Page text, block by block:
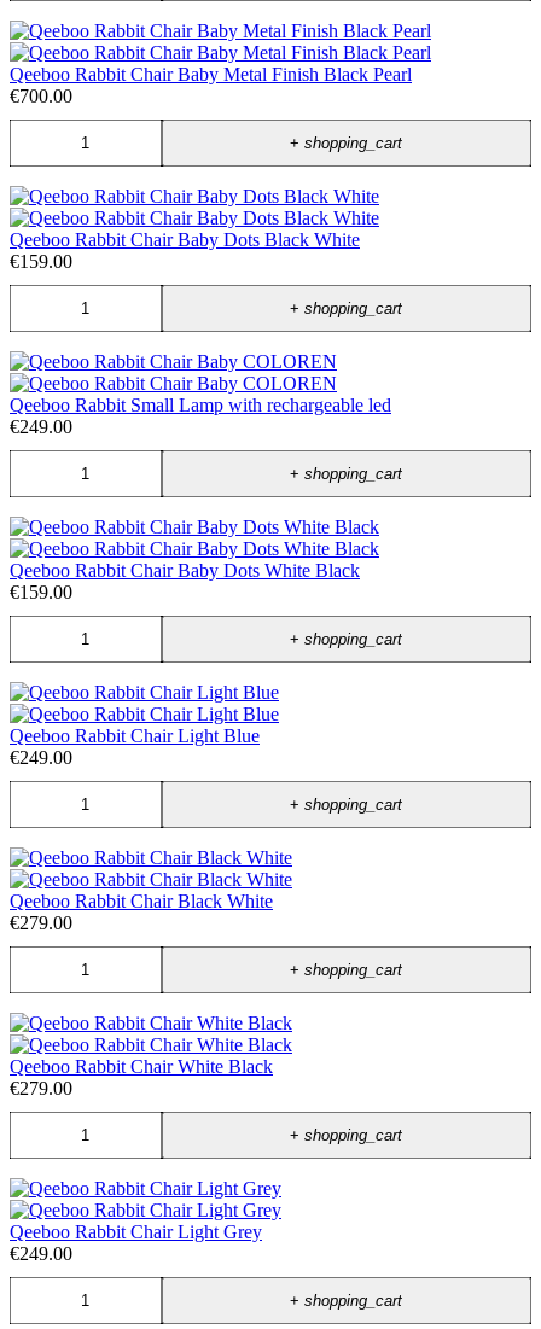
Qeeboo Rabbit Chair Baby Metal Finish Black Pearl
€700.00
+shopping_cart
Qeeboo Rabbit Chair Baby Dots Black White
€159.00
+shopping_cart
Qeeboo Rabbit Small Lamp with rechargeable led
€249.00
+shopping_cart
Qeeboo Rabbit Chair Baby Dots White Black
€159.00
+shopping_cart
Qeeboo Rabbit Chair Light Blue
€249.00
+shopping_cart
Qeeboo Rabbit Chair Black White
€279.00
+shopping_cart
Qeeboo Rabbit Chair White Black
€279.00
+shopping_cart
Qeeboo Rabbit Chair Light Grey
€249.00
+shopping_cart